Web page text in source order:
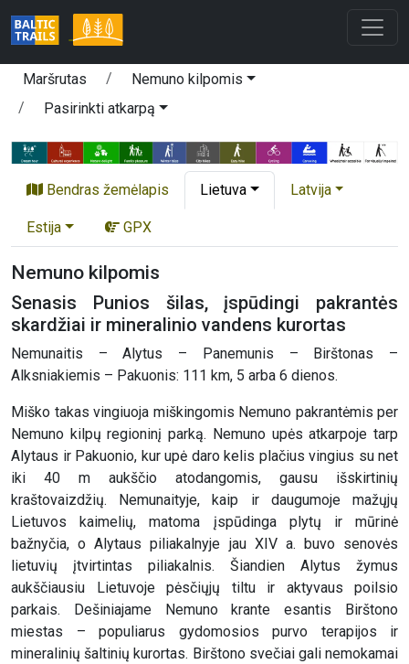
Maršrutas
Nemuno kilpomis
Pasirinkti atkarpą
Bendras žemėlapis Lietuva Latvija
Estija GPX
Nemuno kilpomis
Senasis Punios šilas, įspūdingi pakrantės
skardžiai ir mineralinio vandens kurortas
Nemunaitis – Alytus – Panemunis – Birštonas –
Alksniakiemis – Pakuonis: 111 km, 5 arba 6 dienos.
Miško takas vingiuoja miškingomis Nemuno pakrantėmis per
Nemuno kilpų regioninį parką. Nemuno upės atkarpoje tarp
Alytaus ir Pakuonio, kur upė daro kelis plačius vingius su net
iki 40 m aukščio atodangomis, gausu išskirtinių
kraštovaizdžių. Nemunaityje, kaip ir daugumoje mažųjų
Lietuvos kaimelių, matoma įspūdinga plytų ir mūrinė
bažnyčia, o Alytaus piliakalnyje jau XIV a. buvo senovės
lietuvių įtvirtintas piliakalnis. Šiandien Alytus žymus
aukščiausiu Lietuvoje pėsčiųjų tiltu ir aktyvaus poilsio
parkais. Dešiniajame Nemuno krante esantis Birštono
miestas – populiarus gydomosios purvo terapijos ir
mineralinių šaltinių kurortas. Birštono svečiai gali nemokamai